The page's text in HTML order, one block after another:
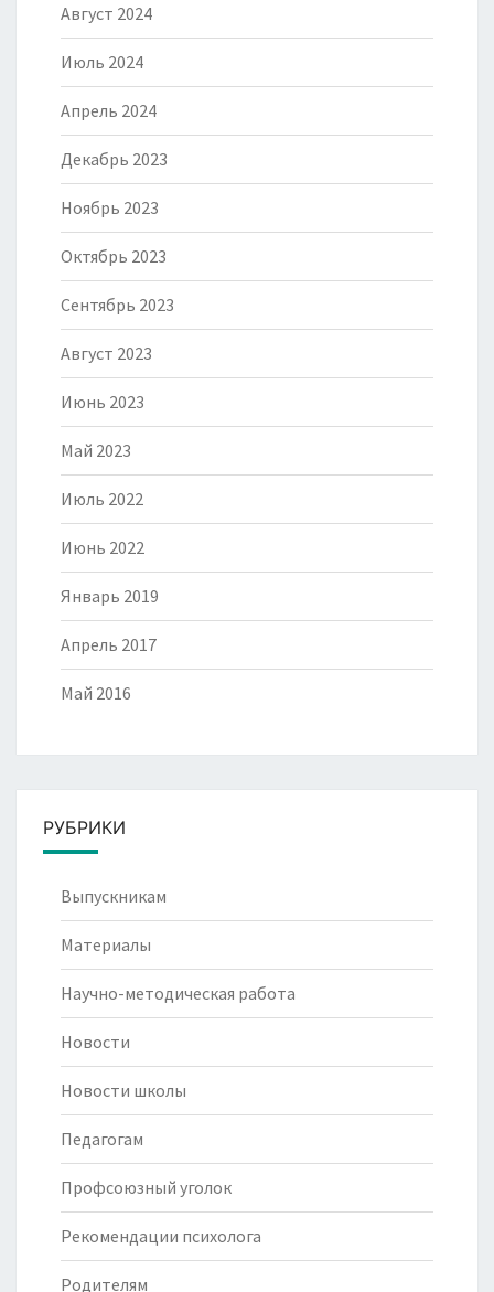
Август 2024
Июль 2024
Апрель 2024
Декабрь 2023
Ноябрь 2023
Октябрь 2023
Сентябрь 2023
Август 2023
Июнь 2023
Май 2023
Июль 2022
Июнь 2022
Январь 2019
Апрель 2017
Май 2016
РУБРИКИ
Выпускникам
Материалы
Научно-методическая работа
Новости
Новости школы
Педагогам
Профсоюзный уголок
Рекомендации психолога
Родителям